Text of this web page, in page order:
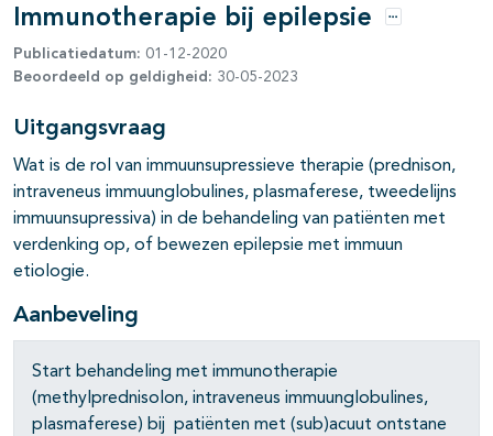
open- en dichtklappen
open- en dichtklappen
open- en dichtklappen
Immunotherapie bij epilepsie Opties
Publicatiedatum: 01-12-2020
Beoordeeld op geldigheid: 30-05-2023
Uitgangsvraag
Wat is de rol van immuunsupressieve therapie (prednison,
intraveneus immuunglobulines, plasmaferese, tweedelijns
immuunsupressiva) in de behandeling van patiënten met
verdenking op, of bewezen epilepsie met immuun
etiologie.
Aanbeveling
Start behandeling met immunotherapie
(methylprednisolon, intraveneus immuunglobulines,
plasmaferese) bij patiënten met (sub)acuut ontstane